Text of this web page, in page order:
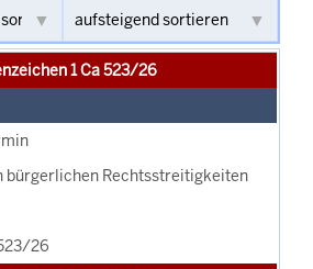
1 Ca 523/26
bürgerlichen Rechtsstreitigkeiten
26